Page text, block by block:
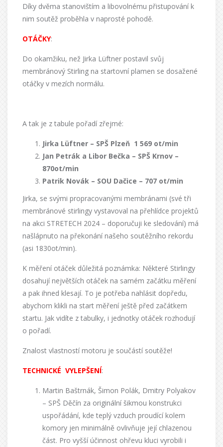
Díky dvěma stanovištím a libovolnému přistupování k
nim soutěž proběhla v naprosté pohodě.
OTÁČKY:
Do okamžiku, než Jirka Lüftner postavil svůj
membránový Stirling na startovní plamen se dosažené
otáčky v mezích normálu.
A tak je z tabule pořadí zřejmé:
Jirka Lüftner – SPŠ Plzeň 1 569 ot/min
Jan Petrák a Libor Bečka – SPŠ Krnov –
870ot/min
Patrik Novák – SOU Dačice – 707 ot/min
Jirka, se svými propracovanými membránami (své tři
membránové stirlingy vystavoval na přehlídce projektů
na akci STRETECH 2024 – doporučuji ke sledování) má
našlápnuto na překonání našeho soutěžního rekordu
(asi 1830ot/min).
K měření otáček důležitá poznámka: Některé Stirlingy
dosahují největších otáček na samém začátku měření
a pak ihned klesají. To je potřeba nahlásit dopředu,
abychom klikli na start měření ještě před začátkem
startu. Jak vidíte z tabulky, i jednotky otáček rozhodují
o pořadí.
Znalost vlastností motoru je součástí soutěže!
TECHNICKÉ VYLEPŠENÍ:
Martin Baštrnák, Šimon Polák, Dmitry Polyakov
– SPŠ Děčín za originální šikmou konstrukci
uspořádání, kde teplý vzduch proudící kolem
komory jen minimálně ovlivňuje její chlazenou
část. Pro vyšší účinnost ohřevu kluci vyrobili i